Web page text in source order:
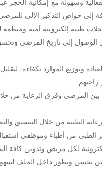
وسهولة مع إمكانية الحجز
إلى خواص التذكير الآلي
طبية إلكترونية آمنة
إلى تاريخ المرضى
وتوزيع الموارد بكفاءة،
راحتهم.
المرضى وفرق الرعاية من
الطبية من خلال التنسيق
الطبي من أطباء وموظفي
لكل مريض وتدوين كافة
من تحسن وتطور داخل الملف